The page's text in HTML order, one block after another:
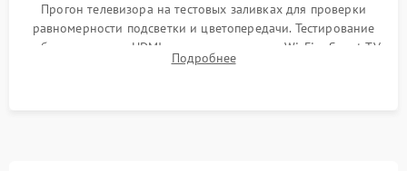
Прогон телевизора на тестовых заливках для проверки
равномерности подсветки и цветопередачи. Тестирование
работы разъемов HDMI, динамиков, модуля Wi-Fi и Smart TV
в рабочем режиме в течение нескольких часов.
Подробнее